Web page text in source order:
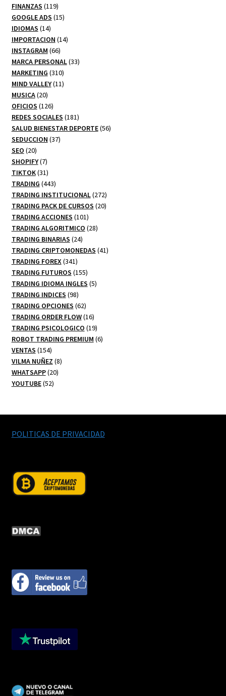
productos
FINANZAS 119119
productos
GOOGLE ADS 1515
IDIOMAS 1414
productos
IMPORTACION 1414
INSTAGRAM 6666
productos
MARCA PERSONAL 3333
MARKETING 310310
productos
MIND VALLEY 1111
MUSICA 2020
productos
OFICIOS 126126
productos
REDES SOCIALES 181181
productos
SALUD BIENESTAR DEPORTE 5656
SEDUCCION 3737
SEO 2020
productos
SHOPIFY 77
productos
TIKTOK 3131
productos
TRADING 443443
productos
TRADING INSTITUCIONAL 272272
productos
TRADING PACK DE CURSOS 2020
TRADING ACCIONES 101101
productos
TRADING ALGORITMICO 2828
TRADING BINARIAS 2424
productos
TRADING CRIPTOMONEDAS 4141
TRADING FOREX 341341
productos
TRADING FUTUROS 155155
productos
TRADING IDIOMA INGLES 55
TRADING INDICES 9898
productos
TRADING OPCIONES 6262
productos
TRADING ORDER FLOW 1616
productos
TRADING PSICOLOGICO 1919
productos
ROBOT TRADING PREMIUM 66
VENTAS 154154
productos
VILMA NUÑEZ 88
WHATSAPP 2020
YOUTUBE 5252
POLITICAS DE PRIVACIDAD